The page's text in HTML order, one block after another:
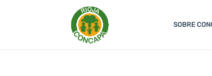
SOBRE